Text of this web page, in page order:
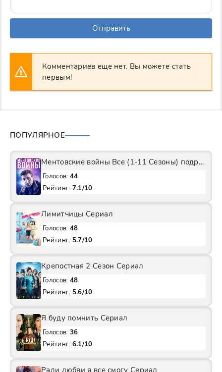
Отправить
Комментариев еще нет. Вы можете стать
первым!
ПОПУЛЯРНОЕ
Ментовские войны Все (1-11 Сезоны) подряд Сериал
Голосов: 44
Рейтинг: 7.1/10
Лимитчицы Сериал
Голосов: 48
Рейтинг: 5.7/10
Крепостная 2 Сезон Сериал
Голосов: 48
Рейтинг: 5.6/10
Я буду помнить Сериал
Голосов: 36
Рейтинг: 6.1/10